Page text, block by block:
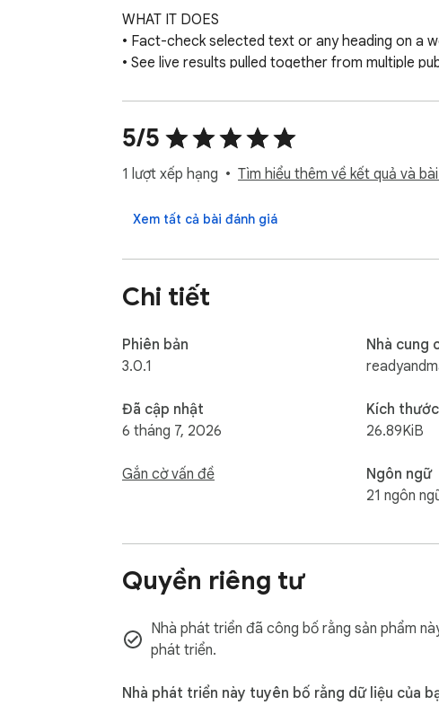
WHAT IT DOES
• Fact-check selected text or any heading on a
• See live results pulled together from multiple
• Reverse-search any image to help find where it
• Everything runs in the browser side panel — no
WHY YOU'LL LIKE IT
• No AI — just real sources you can open and
• Works on any website with a right-click
WHO IT'S FOR
Don't be misled. Check the facts yourself.
5/5
1 lượt xếp hạng Tìm hiểu thêm về kết quả và
Xem tất cả bài đánh giá
Chi tiết
Phiên bản
3.0.1
Đã cập nhật
6 tháng 7, 2026
Gắn cờ vấn đề
Nhà cung
Kích thước
26.89KiB
Ngôn ngữ
21 ngôn
Quyền riêng tư
Nhà phát triển đã công bố rằng sản phẩm
phát triển.
Nhà phát triển này tuyên bố rằng dữ liệu của